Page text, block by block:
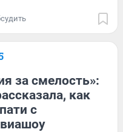
за смелость»:
как
с